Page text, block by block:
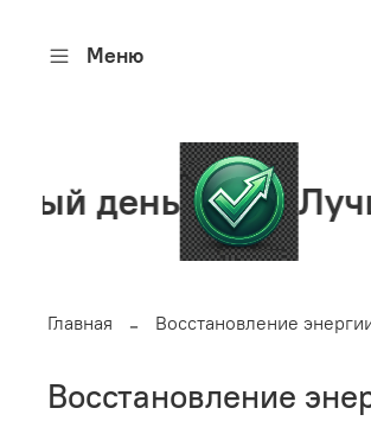
Меню
Лучшее
Главная Восстановление
Восстановление